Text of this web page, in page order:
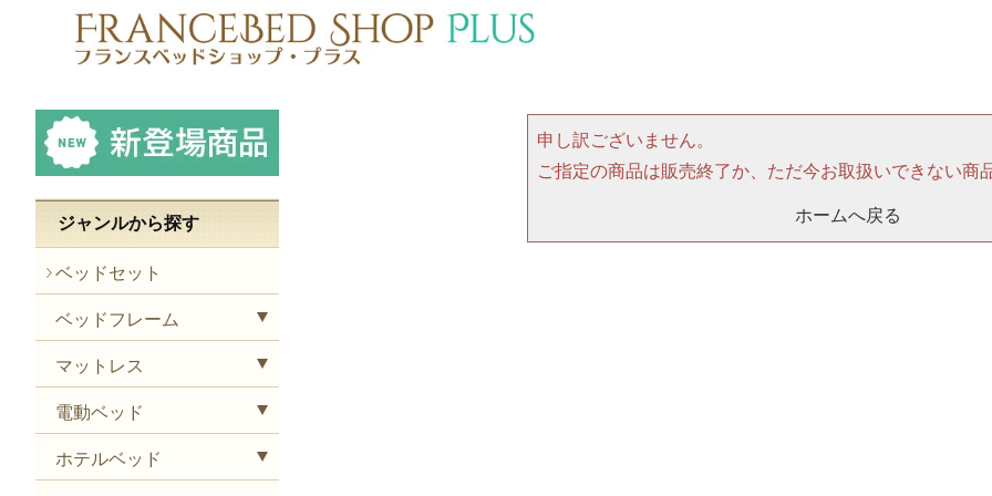
ジャンルから探す
ベッドセット
ベッドフレーム
マットレス
電動ベッド
ホテルベッド
申し訳ございません。
ご指定の商品は販売終了か、ただ今お取扱いできない商
ホームへ戻る